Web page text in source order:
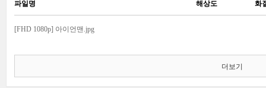
파일명 해상도 화
[FHD 1080p] 아이언맨.jpg
더보기